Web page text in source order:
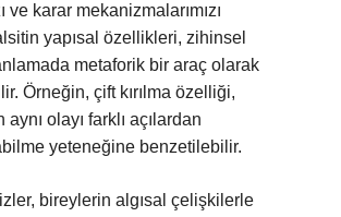
ve karar mekanizmalarımızı
yapısal özellikleri, zihinsel
metaforik bir araç olarak
Örneğin, çift kırılma özelliği,
olayı farklı açılardan
yeteneğine benzetilebilir.
bireylerin algısal çelişkilerle